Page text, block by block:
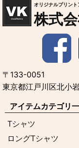
オリジナルプリン
株式
〒133-0051
東京都江戸川区北小
アイテムカテゴリ
Tシャツ
ロングTシャツ